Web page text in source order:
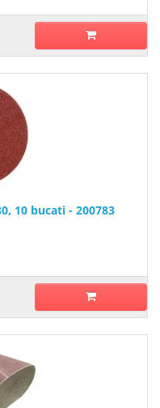
10 bucati - 200783